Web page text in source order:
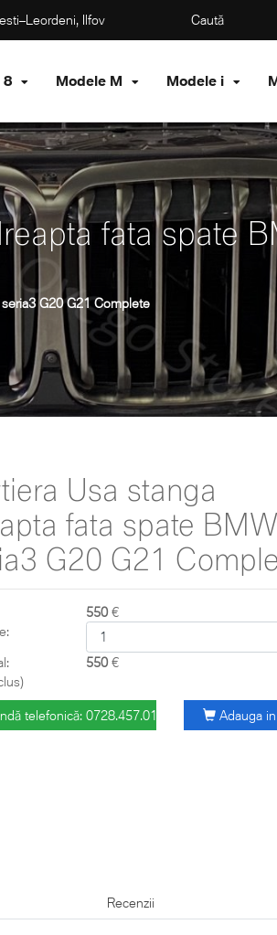
Ilfov
8 Modele M Modele i
fata spate
G20 G21 Complete
Usa stanga
fata spate BMW
G20 G21
550€
550€
telefonică: 0728.457.018 Adauga
Recenzii